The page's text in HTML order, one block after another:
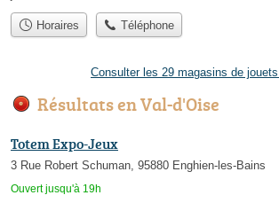
Horaires Téléphone
Consulter les 29 magasins de
Résultats en Val-d'Oise
Totem Expo-Jeux
3 Rue Robert Schuman, 95880 Enghien-les-Bains
Ouvert jusqu'à 19h